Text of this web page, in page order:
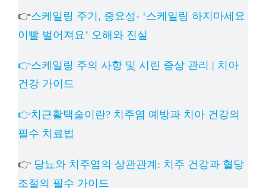
👉스케일링 주기, 중요성- ‘스케일링 하지마세요
이빨 벌어져요’ 오해와 진실
👉스케일링 주의 사항 및 시린 증상 관리 | 치아
건강 가이드
👉치근활택술이란? 치주염 예방과 치아 건강의
필수 치료법
👉 당뇨와 치주염의 상관관계: 치주 건강과 혈당
조절의 필수 가이드